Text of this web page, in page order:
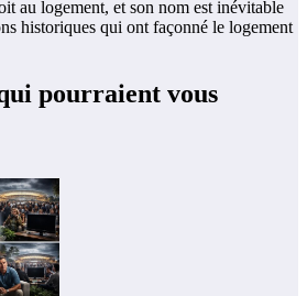
au logement, et son nom est inévitable
historiques qui ont façonné le logement
pourraient vous